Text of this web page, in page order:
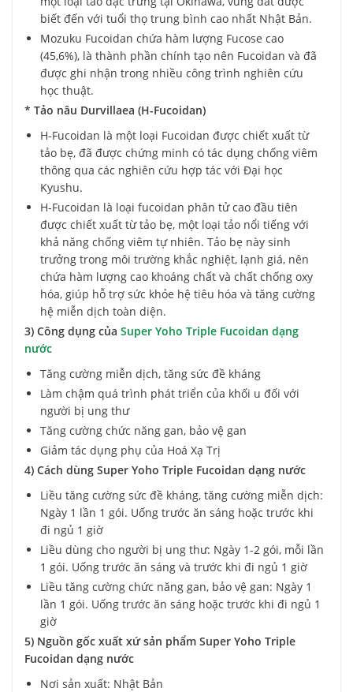
biết đến với tuổi thọ trung bình cao nhất Nhật Bản.
Mozuku Fucoidan chứa hàm lượng Fucose cao
(45,6%), là thành phần chính tạo nên Fucoidan và đã
được ghi nhận trong nhiều công trình nghiên cứu
học thuật.
* Tảo nâu Durvillaea (H-Fucoidan)
H-Fucoidan là một loại Fucoidan được chiết xuất từ
tảo bẹ, đã được chứng minh có tác dụng chống viêm
thông qua các nghiên cứu hợp tác với Đại học
Kyushu.
H-Fucoidan là loại fucoidan phân tử cao đầu tiên
được chiết xuất từ tảo bẹ, một loại tảo nổi tiếng với
khả năng chống viêm tự nhiên. Tảo bẹ này sinh
trưởng trong môi trường khắc nghiệt, lạnh giá, nên
chứa hàm lượng cao khoáng chất và chất chống oxy
hóa, giúp hỗ trợ sức khỏe hệ tiêu hóa và tăng cường
hệ miễn dịch toàn diện.
3) Công dụng của Super Yoho Triple Fucoidan dạng
nước
Tăng cường miễn dịch, tăng sức đề kháng
Làm chậm quá trình phát triển của khối u đối với
người bị ung thư
Tăng cường chức năng gan, bảo vệ gan
Giảm tác dụng phụ của Hoá Xạ Trị
4) Cách dùng Super Yoho Triple Fucoidan dạng nước
Liều tăng cường sức đề kháng, tăng cường miễn dịch:
Ngày 1 lần 1 gói. Uống trước ăn sáng hoặc trước khi
đi ngủ 1 giờ
Liều dùng cho người bị ung thư: Ngày 1-2 gói, mỗi lần
1 gói. Uống trước ăn sáng và trước khi đi ngủ 1 giờ
Liều tăng cường chức năng gan, bảo vệ gan: Ngày 1
lần 1 gói. Uống trước ăn sáng hoặc trước khi đi ngủ 1
giờ
5) Nguồn gốc xuất xứ sản phẩm Super Yoho Triple
Fucoidan dạng nước
Nơi sản xuất: Nhật Bản